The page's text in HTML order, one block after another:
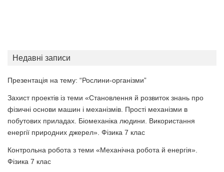
Недавні записи
Презентація на тему: “Рослини-організми”
Захист проектів із теми «Становлення й розвиток знань про
фізичні основи машин і механізмів. Прості механізми в
побутових приладах. Біомеханіка людини. Використання
енергії природних джерел». Фізика 7 клас
Контрольна робота з теми «Механічна робота й енергія».
Фізика 7 клас